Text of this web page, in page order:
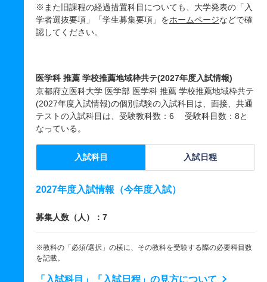
※また旧課程の経過措置科目についても、大学発表の「入
学者選抜要項」「学生募集要項」をホームページなどで確
認してください。
医学科 推薦 学校推薦地域枠共テ(2027年度入試情報)
京都府立医科大学 医学部 医学科 推薦 学校推薦地域枠共テ
(2027年度入試情報)の個別試験の入試科目は、面接、共通
テストの入試科目は、受験教科数：6 受験科目数：8と
なっている。
入試科目 入試日程
2027年度入試情報（今年度入試）
募集人数（人）：7
※教科の「必須/選択」の横に、その教科を受験する際の必要科目数
を記載。
「入試科目」「入試日程」の見方について